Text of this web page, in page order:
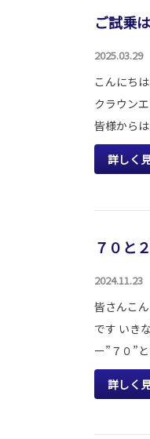
ご試乗
2025.03.29
こんにち
クラウン
皆様から
詳しく
７０と
2024.11.23
皆さんこ
です いき
ー”７０”
詳しく